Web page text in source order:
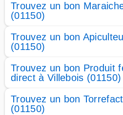
Trouvez un bon
(01150)
Trouvez un bon
(01150)
Trouvez un bon Produit
direct à Villebois (01150)
Trouvez un bon
(01150)